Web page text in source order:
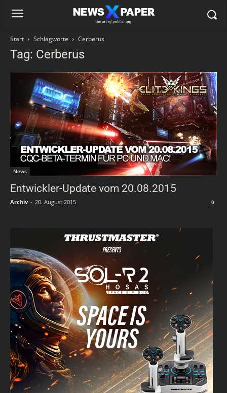
Start Schlagworte Cerberus
Tag: Cerberus
News
Entwickler-Update vom 20.08.2015
Archiv - 20. August 2015 0